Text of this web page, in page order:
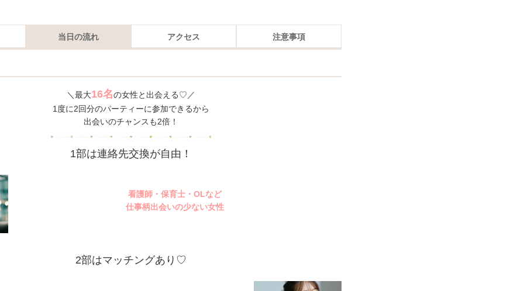
当日の流れ アクセス 注意事項
＼最大16名の女性と出会える♡／
1度に2回分のパーティーに参加できるから
出会いのチャンスも2倍！
1部は連絡先交換が自由！
看護師・保育士・OLなど
仕事柄出会いの少ない女性
2部はマッチングあり♡